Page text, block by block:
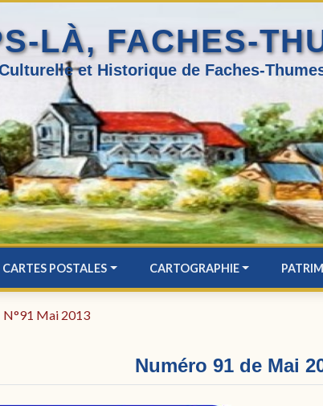
LÀ, FACHES-
et Historique de Faches-
CARTES POSTALES CARTOGRAPHIE
N°91 Mai 2013
Numéro 91 de Mai